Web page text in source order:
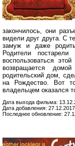
закончилось, они
видели друг друга. С
замуж и даже
Родители
воспользоваться
возвращается
родительский дом,
на Рождество. Вот
владельцем оказался
Дата выхода фильма:
Дата добавления: 27.12.2017
Последнее обновление: